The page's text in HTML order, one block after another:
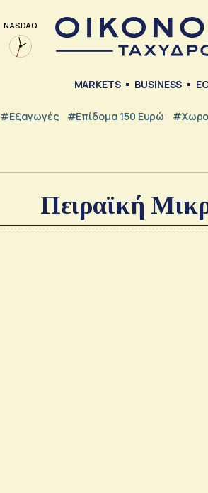
NASDAQ
MARKETS BUSINESS
#εξαγωγές #Επίδομα 150 Ευρώ
Πειραϊκή